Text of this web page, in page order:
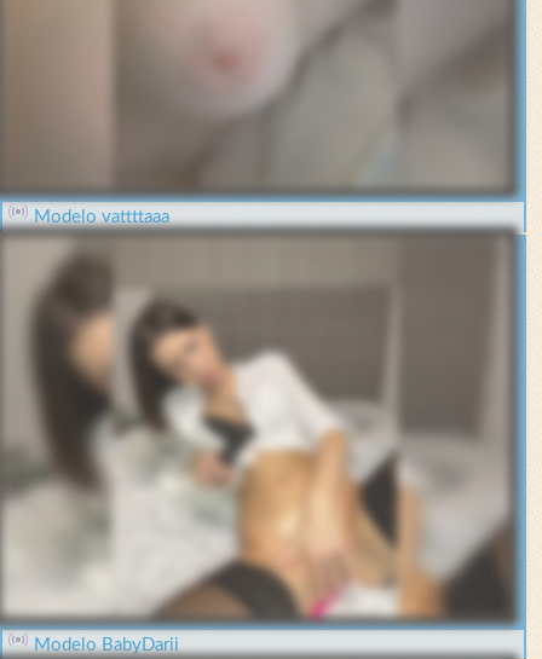
Modelo vattttaaa
Modelo BabyDarii